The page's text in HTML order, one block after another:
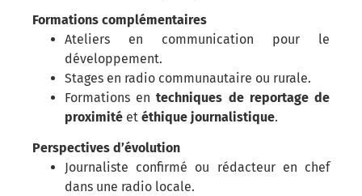
Formations complémentaires
Ateliers en communication pour le
développement.
Stages en radio communautaire ou rurale.
Formations en techniques de reportage de
proximité et éthique journalistique.
Perspectives d’évolution
Journaliste confirmé ou rédacteur en chef
dans une radio locale.